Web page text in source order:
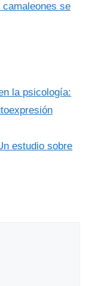
se
la psicología:
estudio sobre